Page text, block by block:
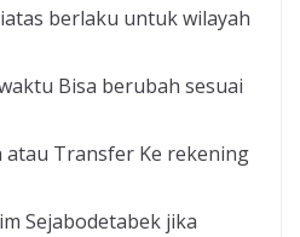
berlaku untuk wilayah
Bisa berubah sesuai
atau Transfer Ke rekening
Sejabodetabek jika